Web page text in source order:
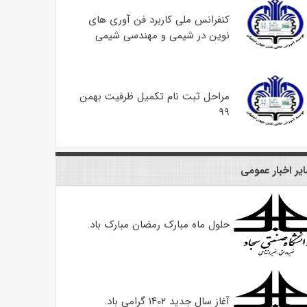
کنفرانس ملی کاربرد فن آوری های
نوین در شیمی و مهندسی شیمی
مراحل ثبت نام تکمیل ظرفیت بهمن
۹۹
اخبار عمومی
حلول ماه مبارک رمضان مبارک باد.
آغاز سال جدید ۱۴۰۲ گرامی باد.